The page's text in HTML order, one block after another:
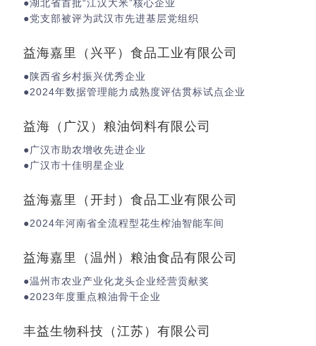
●湖北省首批“江汉大米”核心企业
●党支部被评为武汉市先进基层党组织
益海嘉里（兴平）食品工业有限公司
●陕西省乡村振兴优秀企业
●2024年数据管理能力成熟度评估贯标试点企业
益海（广汉）粮油饲料有限公司
●广汉市助农增收先进企业
●广汉市十佳明星企业
益海嘉里（开封）食品工业有限公司
●2024年河南省全流程型花生榨油智能车间
益海嘉里（温州）粮油食品有限公司
●温州市农业产业化龙头企业经营贡献奖
●2023年度重点粮油骨干企业
丰益生物科技（江苏）有限公司